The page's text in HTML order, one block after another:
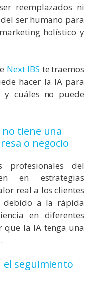
reemplazados ni
ser humano para
holístico y
Next IBS te traemos
hacer la IA para
cuáles no puede
tiene una
o negocio
profesionales del
en estrategias
real a los clientes
debido a la rápida
en diferentes
que la IA tenga una
el seguimiento